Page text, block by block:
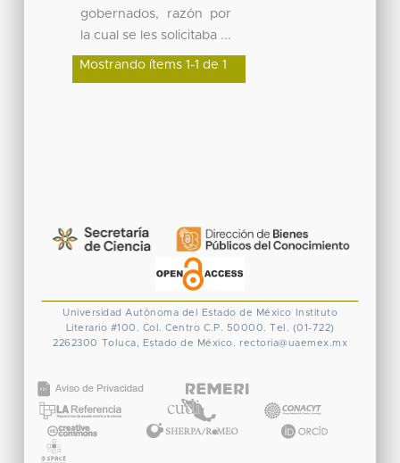
gobernados, razón por
la cual se les solicitaba ...
Mostrando ítems 1-1 de 1
Universidad Autónoma del Estado de México
Instituto
Literario #100. Col. Centro C.P. 50000. Tel. (01-722)
2262300 Toluca, Estado de México. rectoria@uaemex.mx